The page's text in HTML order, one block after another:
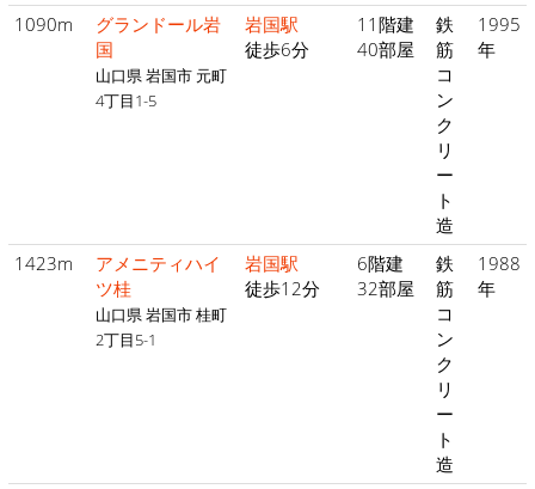
1090m
グランドール岩
国
山口県 岩国市 元町
4丁目1-5
岩国駅
徒歩6分
11階建
40部屋
鉄
筋
コ
ン
ク
リ
ー
ト
造
1995
年
1423m
アメニティハイ
ツ桂
山口県 岩国市 桂町
2丁目5-1
岩国駅
徒歩12分
6階建
32部屋
鉄
筋
コ
ン
ク
リ
ー
ト
造
1988
年